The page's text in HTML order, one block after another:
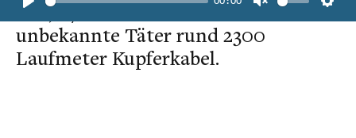
Play Unmute
Mai, 07.00 Uhr entwendeten in Lienz
unbekannte Täter rund 2300
Laufmeter Kupferkabel.